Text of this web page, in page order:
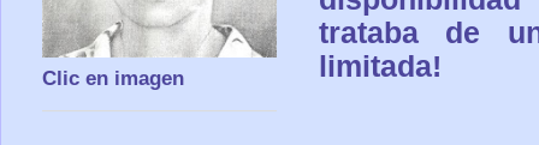
trataba de
limitada!
Clic en imagen